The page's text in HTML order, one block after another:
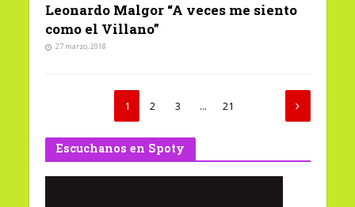
Leonardo Malgor “A veces me siento
como el Villano”
27 marzo, 2018
1 2 3 … 21
Escuchanos en Spoty